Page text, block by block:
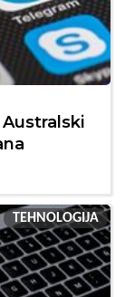
TEHNOLOGIJA